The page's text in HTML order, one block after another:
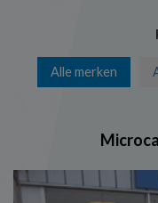
Alle merken